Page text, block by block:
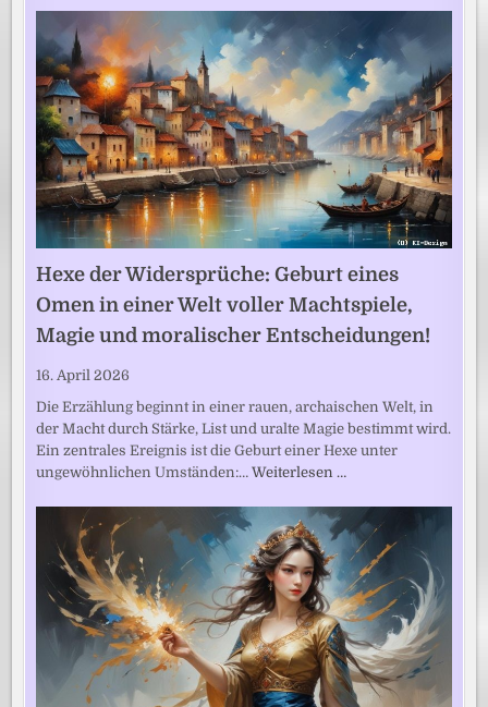
Hexe der Widersprüche: Geburt eines
Omen in einer Welt voller Machtspiele,
Magie und moralischer Entscheidungen!
16. April 2026
Die Erzählung beginnt in einer rauen, archaischen Welt, in
der Macht durch Stärke, List und uralte Magie bestimmt wird.
Ein zentrales Ereignis ist die Geburt einer Hexe unter
ungewöhnlichen Umständen:…Weiterlesen …